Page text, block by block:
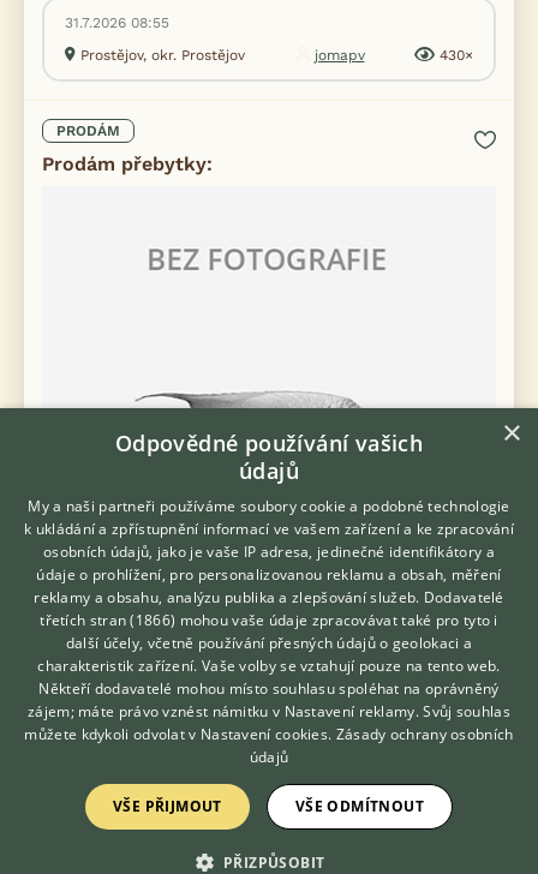
31.7.2026 08:55
Prostějov, okr. Prostějov
jomapv 430×
PRODÁM
Prodám přebytky:
Ryby: Endlerka (Poecilia wingei) - 15 Kč/ks Kříženec endlerky a
gupky - 10 Kč/ks Říčanka skvrnitá (Phalloceros caudimaculatus)
- 35 Kč/ks Čapala pardálí (Chapalichthys pardalis) - 50 Kč/ks
Simoch...
24.7.2026 12:58
Chromeč, okr. Šumperk
rezucha 427×
Hledáte zvířecího kamaráda?
Zdarma vám poradí
VETERINÁŘ ONLINE
KONZULTOVAT S
VETERINÁŘEM
×
Odpovědné používání vašich
údajů
My a naši partneři používáme soubory cookie a podobné technologie
k ukládání a zpřístupnění informací ve vašem zařízení a ke zpracování
osobních údajů, jako je vaše IP adresa, jedinečné identifikátory a
údaje o prohlížení, pro personalizovanou reklamu a obsah, měření
reklamy a obsahu, analýzu publika a zlepšování služeb. Dodavatelé
třetích stran (1866) mohou vaše údaje zpracovávat také pro tyto i
další účely, včetně používání přesných údajů o geolokaci a
charakteristik zařízení. Vaše volby se vztahují pouze na tento web.
Někteří dodavatelé mohou místo souhlasu spoléhat na oprávněný
zájem; máte právo vznést námitku v Nastavení reklamy. Svůj souhlas
můžete kdykoli odvolat v Nastavení cookies. Zásady ochrany osobních
údajů
VŠE PŘIJMOUT VŠE ODMÍTNOUT
PŘIZPŮSOBIT